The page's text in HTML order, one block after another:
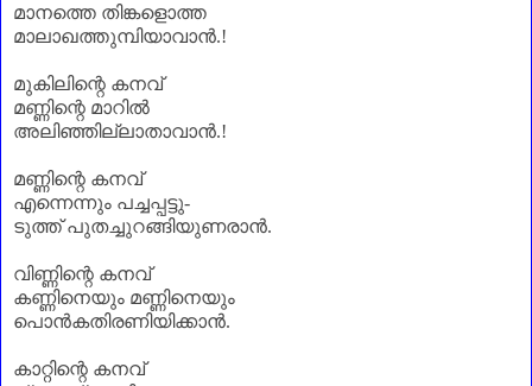
മാനത്തെ തിങ്കളൊത്ത
മാലാഖത്തുമ്പിയാവാൻ.!
മുകിലിന്റെ കനവ്
മണ്ണിന്റെ മാറിൽ
അലിഞ്ഞില്ലാതാവാൻ.!
മണ്ണിന്റെ കനവ്
എന്നെന്നും പച്ചപ്പട്ടു-
ടുത്ത് പുതച്ചുറങ്ങിയുണരാൻ.
വിണ്ണിന്റെ കനവ്
കണ്ണിനെയും മണ്ണിനെയും
പൊൻകതിരണിയിക്കാൻ.
കാറ്റിന്റെ കനവ്